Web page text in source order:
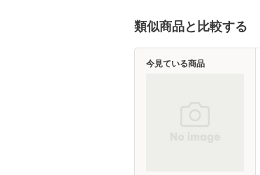
類似商品と比較する
今見ている商品